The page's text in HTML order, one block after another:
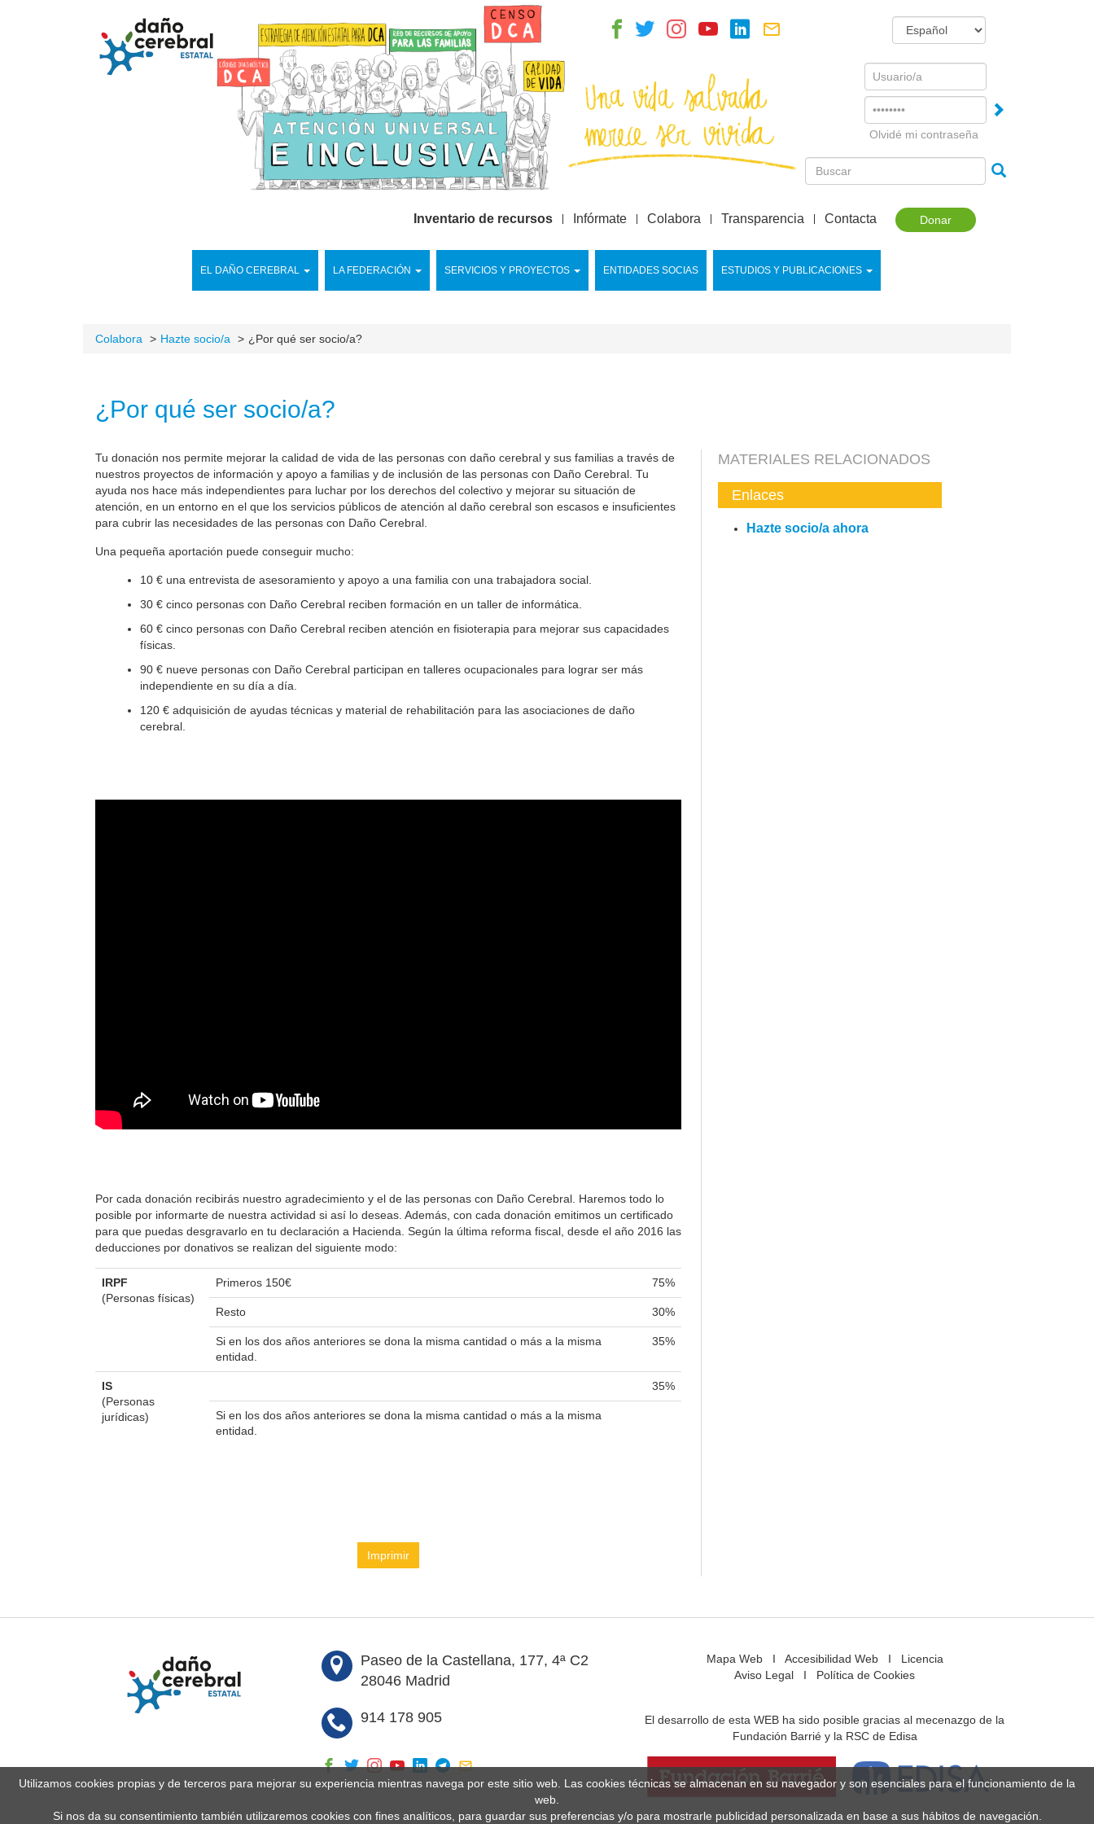
Username
Olvidé mi contraseña
Donar
EL DAÑO CEREBRAL LA FEDERACIÓN SERVICIOS Y PROYECTOS ENTIDADES SOCIAS ESTUDIOS Y PUBLICACIONES
Inventario de recursos Infórmate Colabora Transparencia Contacta
Colabora Hazte socio/a ¿Por qué ser socio/a?
¿Por qué ser socio/a?
Tu donación nos permite mejorar la calidad de vida de las personas con daño cerebral y sus familias a través de
nuestros proyectos de información y apoyo a familias y de inclusión de las personas con Daño Cerebral. Tu
ayuda nos hace más independientes para luchar por los derechos del colectivo y mejorar su situación de
atención, en un entorno en el que los servicios públicos de atención al daño cerebral son escasos e insuficientes
para cubrir las necesidades de las personas con Daño Cerebral.
Una pequeña aportación puede conseguir mucho:
10 € una entrevista de asesoramiento y apoyo a una familia con una trabajadora social.
30 € cinco personas con Daño Cerebral reciben formación en un taller de informática.
60 € cinco personas con Daño Cerebral reciben atención en fisioterapia para mejorar sus capacidades
físicas.
90 € nueve personas con Daño Cerebral participan en talleres ocupacionales para lograr ser más
independiente en su día a día.
120 € adquisición de ayudas técnicas y material de rehabilitación para las asociaciones de daño
cerebral.
Por cada donación recibirás nuestro agradecimiento y el de las personas con Daño Cerebral. Haremos todo lo
posible por informarte de nuestra actividad si así lo deseas. Además, con cada donación emitimos un certificado
para que puedas desgravarlo en tu declaración a Hacienda. Según la última reforma fiscal, desde el año 2016 las
deducciones por donativos se realizan del siguiente modo:
IRPF
(Personas físicas)
Primeros 150€ 75%
Resto 30%
Si en los dos años anteriores se dona la misma cantidad o más a la misma
entidad.
35%
IS
(Personas
jurídicas)
35%
Si en los dos años anteriores se dona la misma cantidad o más a la misma
entidad.
Imprimir
MATERIALES RELACIONADOS
Enlaces
Hazte socio/a ahora
Paseo de la Castellana, 177, 4ª C2
28046 Madrid
914 178 905
Mapa WebI Accesibilidad WebI Licencia
Aviso Legal I Política de Cookies
El desarrollo de esta WEB ha sido posible gracias al mecenazgo de la
Fundación Barrié y la RSC de Edisa
Utilizamos cookies propias y de terceros para mejorar su experiencia mientras navega por este sitio web. Las cookies técnicas se almacenan en su navegador y son esenciales para el funcionamiento de la
web.
Si nos da su consentimiento también utilizaremos cookies con fines analíticos, para guardar sus preferencias y/o para mostrarle publicidad personalizada en base a sus hábitos de navegación.